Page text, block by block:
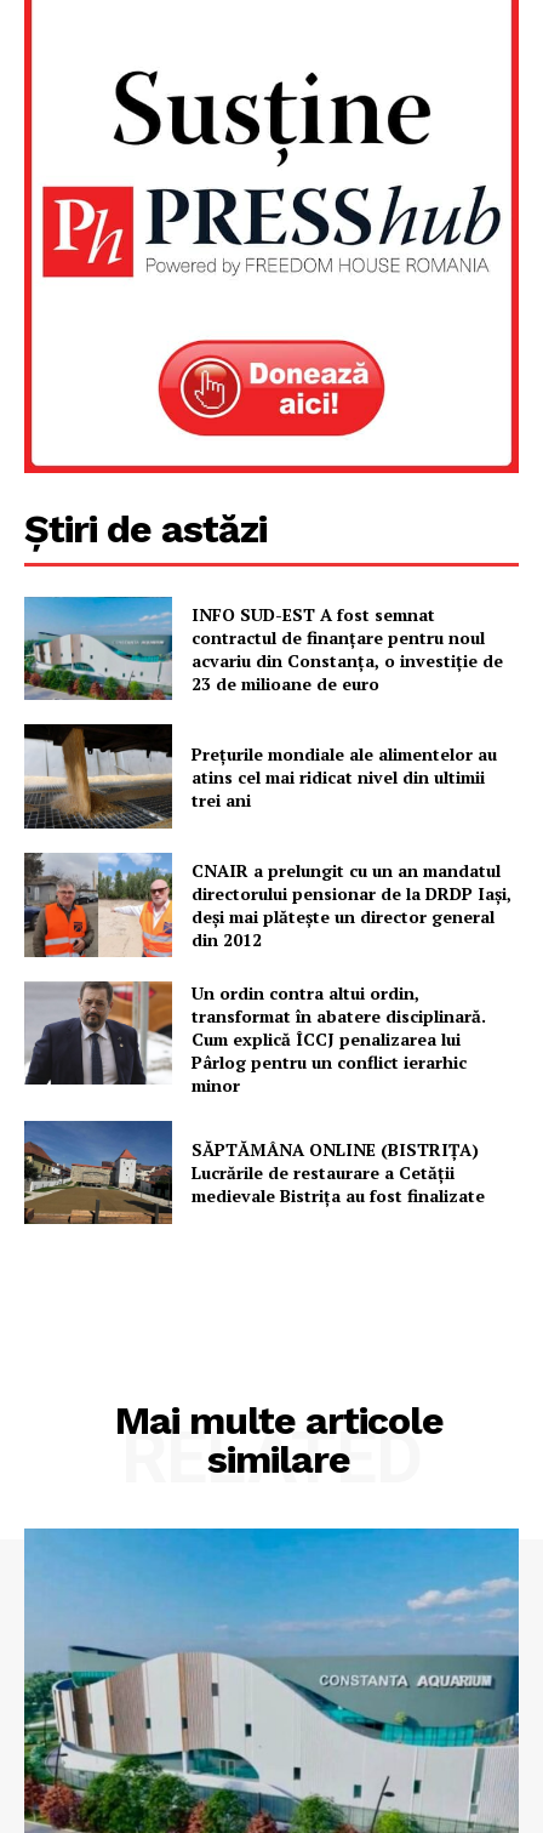
FREEDOM HOUSE ROMÂNIA
PRESShub
Despre noi / Echipa
Proiecte editoriale
Rețea
Contact
Știri de astăzi
INFO SUD-EST A fost semnat
contractul de finanțare pentru noul
acvariu din Constanța, o investiție de
23 de milioane de euro
Prețurile mondiale ale alimentelor au
atins cel mai ridicat nivel din ultimii
trei ani
CNAIR a prelungit cu un an mandatul
directorului pensionar de la DRDP Iași,
deși mai plătește un director general
din 2012
Un ordin contra altui ordin,
transformat în abatere disciplinară.
Cum explică ÎCCJ penalizarea lui
Pârlog pentru un conflict ierarhic
minor
SĂPTĂMÂNA ONLINE (BISTRIȚA)
Lucrările de restaurare a Cetăţii
medievale Bistriţa au fost finalizate
Mai multe articole
similare
RELATED